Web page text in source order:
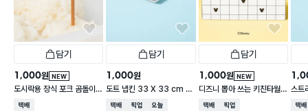
담기
NEW
1,000원
도시락용 장식 포크 곰돌이 1
0개입
택배배송
담기
1,000원
도트 냅킨 33 X 33 cm 1
5매입
택배배송매장픽업오늘배송
담기
NEW
1,000원
디즈니 뽑아 쓰는 키친타월
2겹 150매입 체크
택배배송매장픽업
스트
cm
택배